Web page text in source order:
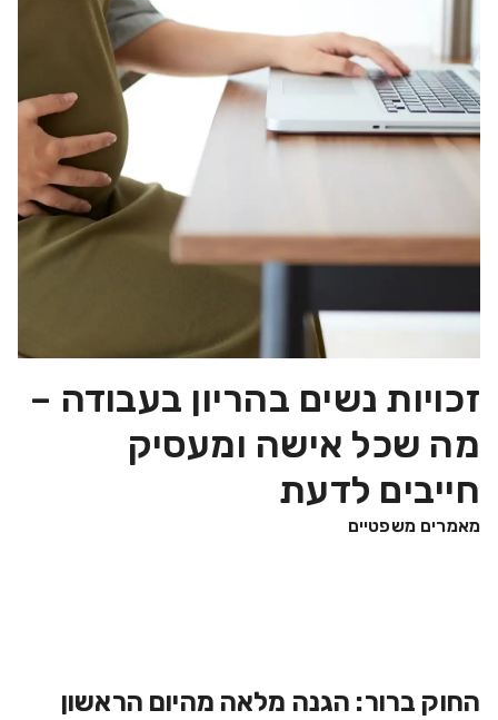
זכויות נשים בהריון בעבודה –
מה שכל אישה ומעסיק
חייבים לדעת
מאמרים משפטיים
החוק ברור: הגנה מלאה מהיום הראשון